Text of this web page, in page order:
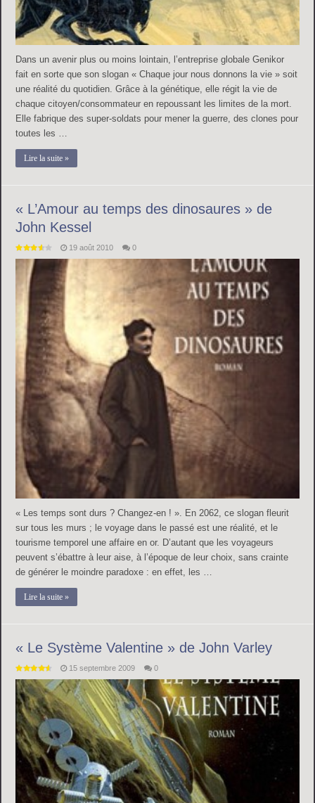
Dans un avenir plus ou moins lointain, l’entreprise globale Genikor
fait en sorte que son slogan « Chaque jour nous donnons la vie » soit
une réalité du quotidien. Grâce à la génétique, elle régit la vie de
chaque citoyen/consommateur en repoussant les limites de la mort.
Elle fabrique des super-soldats pour mener la guerre, des clones pour
toutes les …
Lire la suite »
« L’Amour au temps des dinosaures » de
John Kessel
19 août 2010 0
« Les temps sont durs ? Changez-en ! ». En 2062, ce slogan fleurit
sur tous les murs ; le voyage dans le passé est une réalité, et le
tourisme temporel une affaire en or. D’autant que les voyageurs
peuvent s’ébattre à leur aise, à l’époque de leur choix, sans crainte
de générer le moindre paradoxe : en effet, les …
Lire la suite »
« Le Système Valentine » de John Varley
15 septembre 2009 0